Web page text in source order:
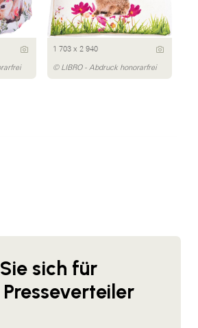
1 703 x 2 940
© LIBRO - Abdruck honorarfrei
sich für